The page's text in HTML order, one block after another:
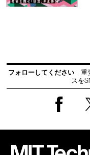
フォローしてください
重
スを